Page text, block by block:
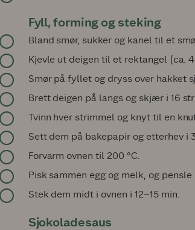
Fyll, forming og steking
Bland smør, sukker og kanel til et
Kjevle ut deigen til et rektangel (ca.
Smør på fyllet og dryss over hakket
Brett deigen på langs og skjær i 16
Tvinn hver strimmel og knyt til en
Sett dem på bakepapir og etterhev i
Forvarm ovnen til 200 °C.
Pisk sammen egg og melk, og pensle
Stek dem midt i ovnen i 12–15 min.
Sjokoladesaus